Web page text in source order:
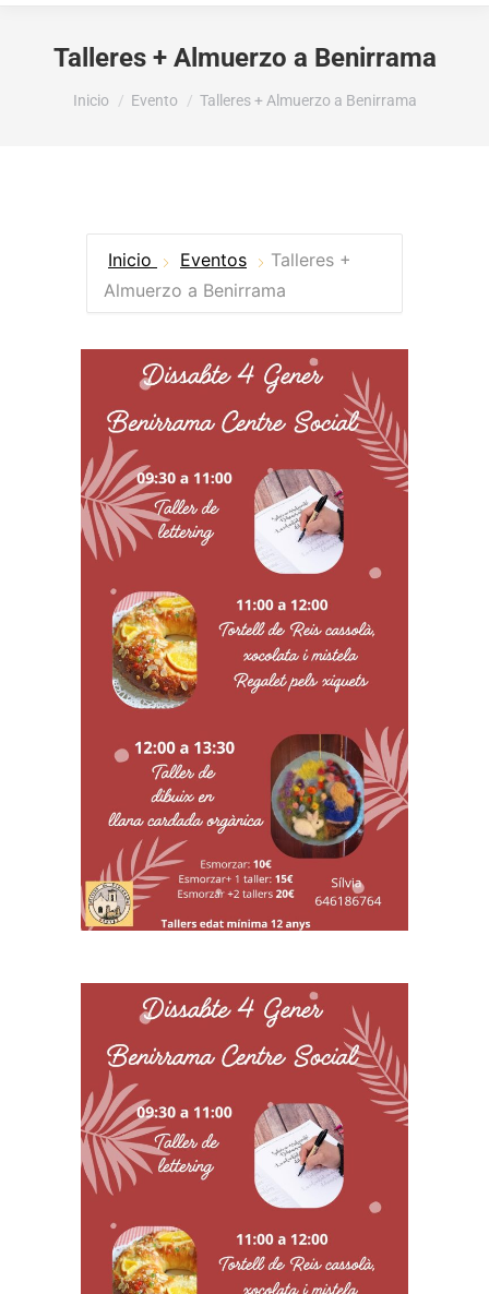
Talleres + Almuerzo a Benirrama
Estás aquí:
Inicio Evento Talleres + Almuerzo a Benirrama
Inicio Eventos
Talleres +
Almuerzo a Benirrama